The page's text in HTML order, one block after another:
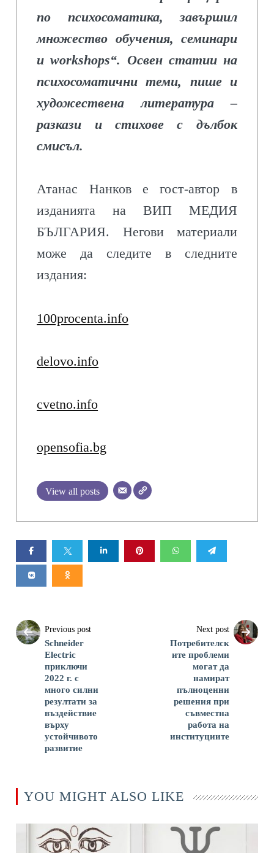
по психосоматика, завършил
множество обучения, семинари
и workshops“. Освен статии на
психосоматични теми, пише и
художествена литература –
разкази и стихове с дълбок
смисъл.
Атанас Нанков е гост-автор в
изданията на ВИП МЕДИЯ
БЪЛГАРИЯ. Негови материали
може да следите в следните
издания:
100procenta.info
delovo.info
cvetno.info
opensofia.bg
View all posts
Previous post
Schneider
Electric
приключи
2022 г. с
много силни
резултати за
въздействие
върху
устойчивото
развитие
Next post
Потребителск
ите проблеми
могат да
намират
пълноценни
решения при
съвместна
работа на
институциите
YOU MIGHT ALSO LIKE